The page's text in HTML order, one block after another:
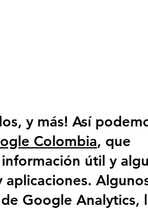
y más! Así
Colombia, que
útil y
aplicaciones.
Google Analytics,